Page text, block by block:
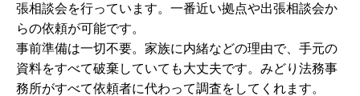
張相談会を行っています。一番近い拠点や出張相談会か
らの依頼が可能です。
事前準備は一切不要。家族に内緒などの理由で、手元の
資料をすべて破棄していても大丈夫です。みどり法務事
務所がすべて依頼者に代わって調査をしてくれます。